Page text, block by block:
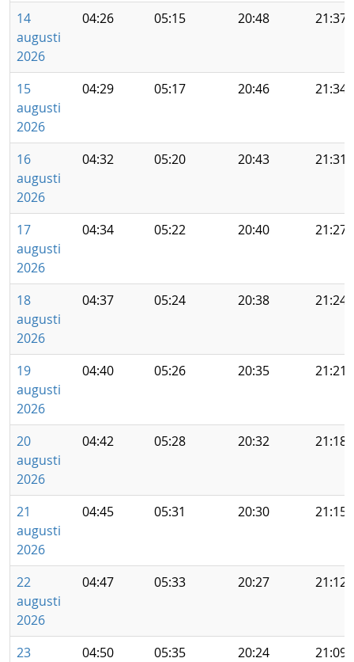
14
augusti
2026
04:26 05:15 20:48 21:37
15
augusti
2026
04:29 05:17 20:46 21:34
16
augusti
2026
04:32 05:20 20:43 21:31
17
augusti
2026
04:34 05:22 20:40 21:27
18
augusti
2026
04:37 05:24 20:38 21:24
19
augusti
2026
04:40 05:26 20:35 21:21
20
augusti
2026
04:42 05:28 20:32 21:18
21
augusti
2026
04:45 05:31 20:30 21:15
22
augusti
2026
04:47 05:33 20:27 21:12
23
04:50 05:35 20:24 21:09